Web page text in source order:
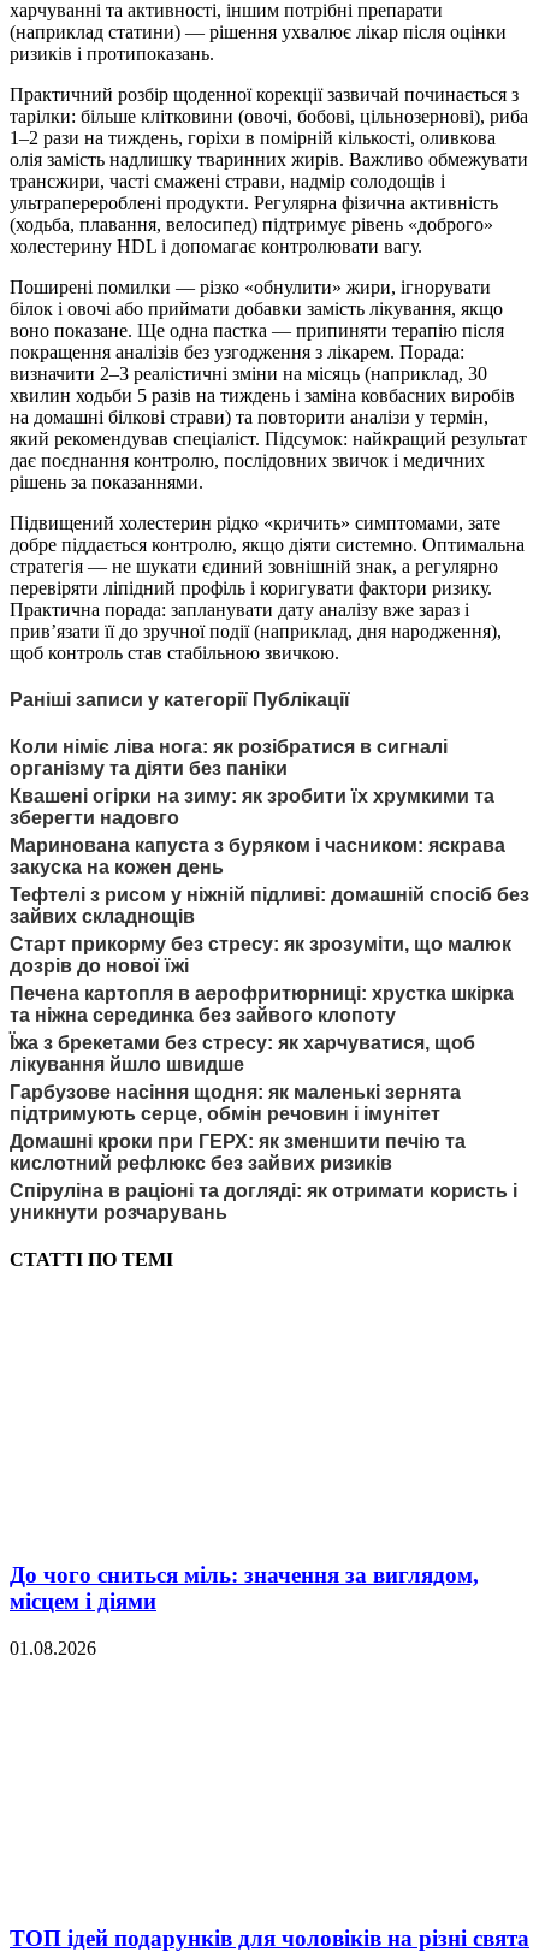
харчуванні та активності, іншим потрібні препарати
(наприклад статини) — рішення ухвалює лікар після оцінки
ризиків і протипоказань.
Практичний розбір щоденної корекції зазвичай починається з
тарілки: більше клітковини (овочі, бобові, цільнозернові), риба
1–2 рази на тиждень, горіхи в помірній кількості, оливкова
олія замість надлишку тваринних жирів. Важливо обмежувати
трансжири, часті смажені страви, надмір солодощів і
ультраперероблені продукти. Регулярна фізична активність
(ходьба, плавання, велосипед) підтримує рівень «доброго»
холестерину HDL і допомагає контролювати вагу.
Поширені помилки — різко «обнулити» жири, ігнорувати
білок і овочі або приймати добавки замість лікування, якщо
воно показане. Ще одна пастка — припиняти терапію після
покращення аналізів без узгодження з лікарем. Порада:
визначити 2–3 реалістичні зміни на місяць (наприклад, 30
хвилин ходьби 5 разів на тиждень і заміна ковбасних виробів
на домашні білкові страви) та повторити аналізи у термін,
який рекомендував спеціаліст. Підсумок: найкращий результат
дає поєднання контролю, послідовних звичок і медичних
рішень за показаннями.
Підвищений холестерин рідко «кричить» симптомами, зате
добре піддається контролю, якщо діяти системно. Оптимальна
стратегія — не шукати єдиний зовнішній знак, а регулярно
перевіряти ліпідний профіль і коригувати фактори ризику.
Практична порада: запланувати дату аналізу вже зараз і
прив’язати її до зручної події (наприклад, дня народження),
щоб контроль став стабільною звичкою.
Раніші записи у категорії Публікації
Коли німіє ліва нога: як розібратися в сигналі
організму та діяти без паніки
Квашені огірки на зиму: як зробити їх хрумкими та
зберегти надовго
Маринована капуста з буряком і часником: яскрава
закуска на кожен день
Тефтелі з рисом у ніжній підливі: домашній спосіб без
зайвих складнощів
Старт прикорму без стресу: як зрозуміти, що малюк
дозрів до нової їжі
Печена картопля в аерофритюрниці: хрустка шкірка
та ніжна серединка без зайвого клопоту
Їжа з брекетами без стресу: як харчуватися, щоб
лікування йшло швидше
Гарбузове насіння щодня: як маленькі зернята
підтримують серце, обмін речовин і імунітет
Домашні кроки при ГЕРХ: як зменшити печію та
кислотний рефлюкс без зайвих ризиків
Спіруліна в раціоні та догляді: як отримати користь і
уникнути розчарувань
СТАТТІ ПО ТЕМІ
До чого сниться міль: значення за виглядом,
місцем і діями
01.08.2026
ТОП ідей подарунків для чоловіків на різні свята